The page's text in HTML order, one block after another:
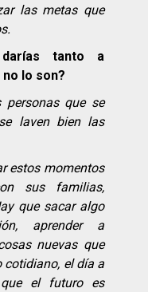
las metas que
darías tanto a
lo son?
que se
laven bien las
estos momentos
sus familias,
que sacar algo
aprender a
nuevas que
cotidiano, el día a
el futuro es